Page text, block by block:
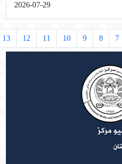
2026-07-29
8
9
10
11
12
13
›